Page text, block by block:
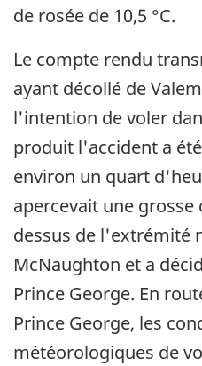
de rosée de 10,5 °C.
Le compte rendu
ayant décollé de
l'intention de voler
produit l'accident a
environ un quart
apercevait une grosse
dessus de l'extrémité
McNaughton et a
Prince George. En
Prince George, les
météorologiques de